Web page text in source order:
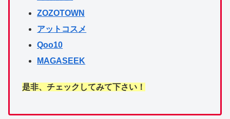
ZOZOTOWN
アットコスメ
Qoo10
MAGASEEK
是非、チェックしてみて下さい！